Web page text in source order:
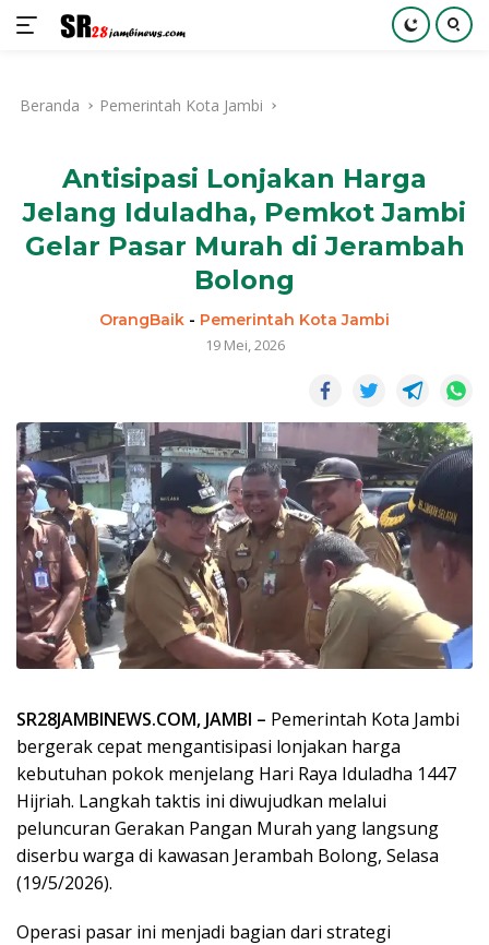
kontenBeranda Pemerintah Kota Jambi
Antisipasi Lonjakan Harga
Jelang Iduladha, Pemkot Jambi
Gelar Pasar Murah di Jerambah
Bolong
OrangBaik - Pemerintah Kota Jambi
19 Mei, 2026
SR28JAMBINEWS.COM, JAMBI – Pemerintah Kota Jambi
bergerak cepat mengantisipasi lonjakan harga
kebutuhan pokok menjelang Hari Raya Iduladha 1447
Hijriah. Langkah taktis ini diwujudkan melalui
peluncuran Gerakan Pangan Murah yang langsung
diserbu warga di kawasan Jerambah Bolong, Selasa
(19/5/2026).
Operasi pasar ini menjadi bagian dari strategi